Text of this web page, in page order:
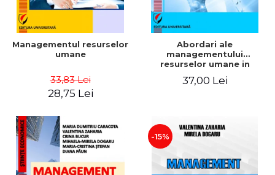
Managementul resurselor
umane
33,83 Lei
28,75 Lei
Abordari ale
managementului
resurselor umane in
37,00 Lei
-15%